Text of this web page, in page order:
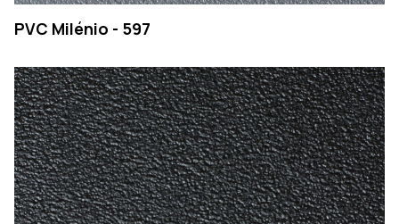
PVC Milénio - 597